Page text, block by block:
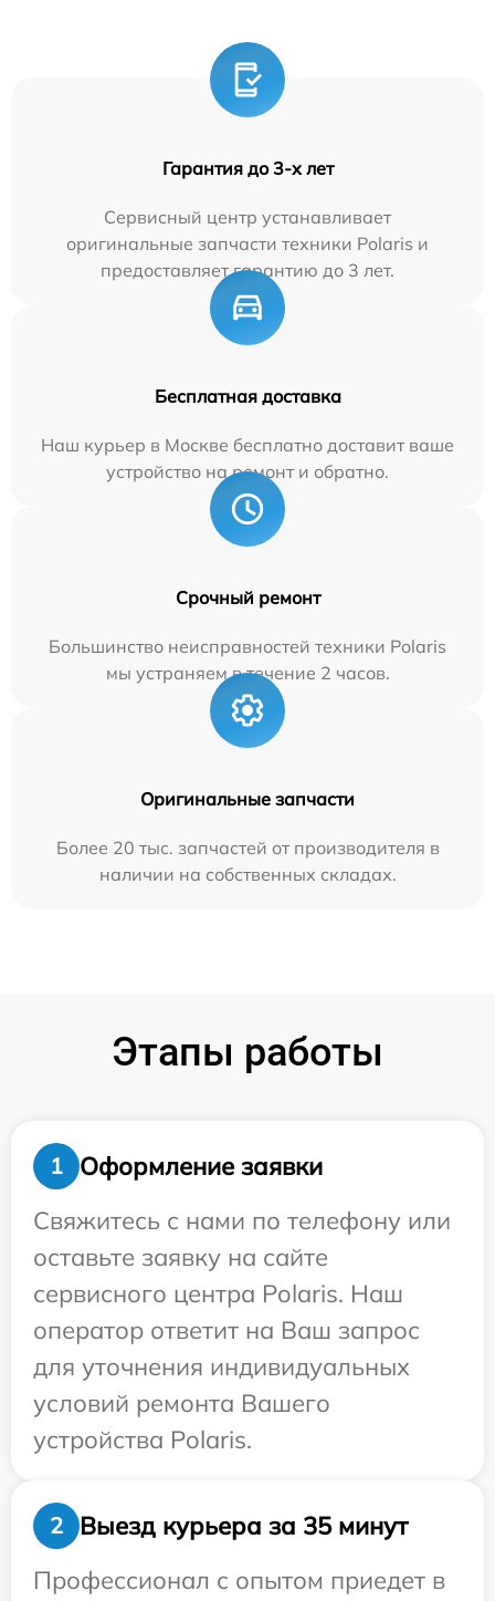
Гарантия до 3-х лет
Сервисный центр устанавливает
оригинальные запчасти техники Polaris и
предоставляет гарантию до 3 лет.
Бесплатная доставка
Наш курьер в Москве бесплатно доставит ваше
устройство на ремонт и обратно.
Срочный ремонт
Большинство неисправностей техники Polaris
мы устраняем в течение 2 часов.
Оригинальные запчасти
Более 20 тыс. запчастей от производителя в
наличии на собственных складах.
Этапы работы
1
Оформление заявки
Свяжитесь с нами по телефону или
оставьте заявку на сайте
сервисного центра Polaris. Наш
оператор ответит на Ваш запрос
для уточнения индивидуальных
условий ремонта Вашего
устройства Polaris.
2
Выезд курьера за 35 минут
Профессионал с опытом приедет в